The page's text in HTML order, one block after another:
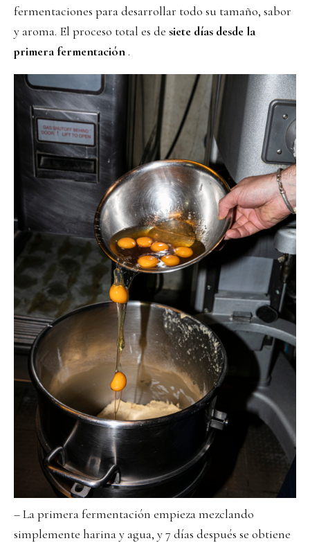
fermentaciones para desarrollar todo su tamaño, sabor
y aroma. El proceso total es de siete días desde la
primera fermentación.
– La primera fermentación empieza mezclando
simplemente harina y agua, y 7 días después se obtiene